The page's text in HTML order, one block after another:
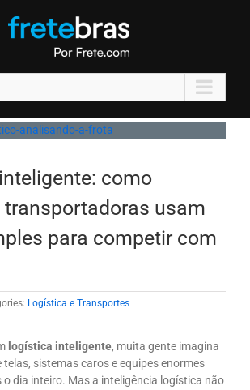
como
transportadoras usam
para competir com
Logística e Transportes
logística inteligente, muita gente imagina
telas, sistemas caros e equipes enormes
dia inteiro. Mas a inteligência logística não